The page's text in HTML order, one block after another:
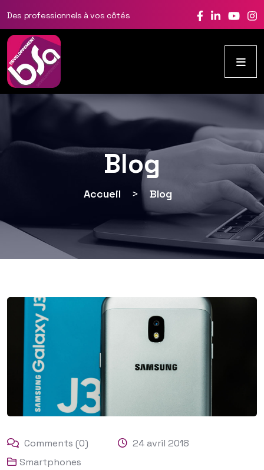
Des professionnels à vos côtés
Blog
Accueil > Blog
Comments (0)
24 avril 2018
Smartphones